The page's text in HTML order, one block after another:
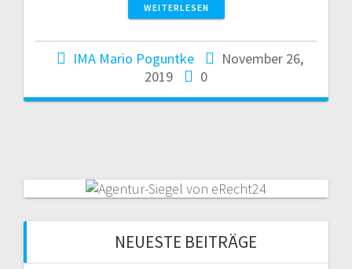
WEITERLESEN
IMA Mario Poguntke
November 26,
2019
0
NEUESTE BEITRÄGE